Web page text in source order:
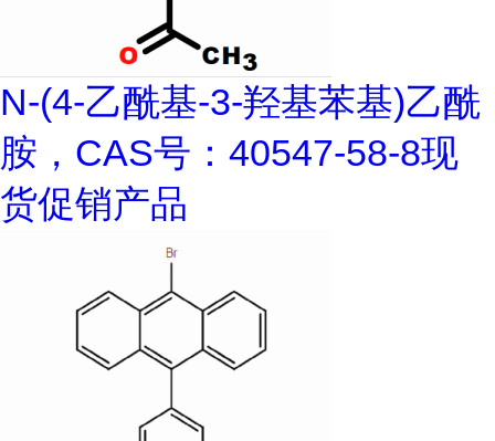
N-(4-乙酰基-3-羟基苯基)乙酰
胺，CAS号：40547-58-8现
货促销产品